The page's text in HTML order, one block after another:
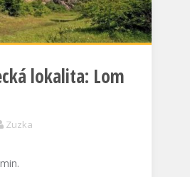
lokalita: Lom
Zuzka
min.